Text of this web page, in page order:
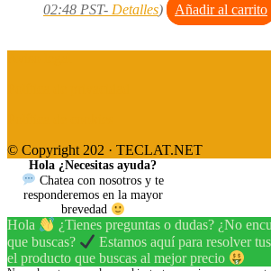
02:48 PST- Detalles) Añadir al carrito
© Copyright 202 · TECLAT.NET
Hola ¿Necesitas ayuda?
Chatea con nosotros y te
responderemos en la mayor
brevedad
Hola
¿Tienes preguntas o dudas? ¿No
que buscas?
Estamos aquí para resolver
el producto que buscas al mejor precio